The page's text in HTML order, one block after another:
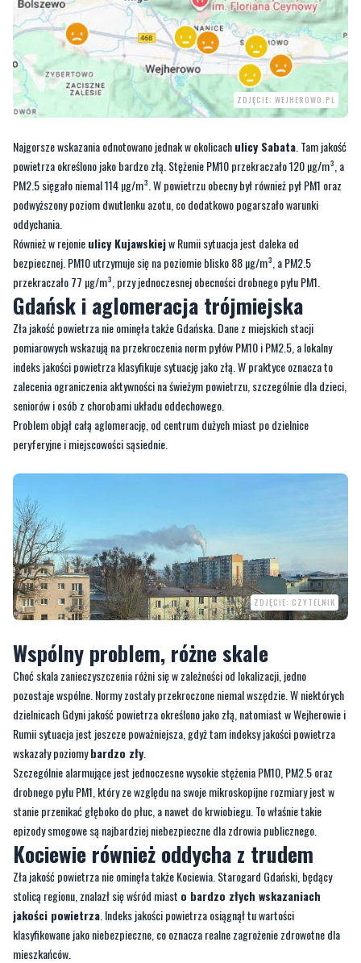
ZDJĘCIE: WEJHEROWO.PL
Najgorsze wskazania odnotowano jednak w okolicachulicy Sabata. Tam jakość
powietrza określono jako bardzo złą. Stężenie PM10 przekraczało 120 µg/m³, a
PM2.5 sięgało niemal 114 µg/m³. W powietrzu obecny był również pył PM1 oraz
podwyższony poziom dwutlenku azotu, co dodatkowo pogarszało warunki
oddychania.
Również w rejonieulicy Kujawskiejw Rumii sytuacja jest daleka od
bezpiecznej. PM10 utrzymuje się na poziomie blisko 88 µg/m³, a PM2.5
przekraczało 77 µg/m³, przy jednoczesnej obecności drobnego pyłu PM1.
Gdańsk i aglomeracja trójmiejska
Zła jakość powietrza nie ominęła także Gdańska. Dane z miejskich stacji
pomiarowych wskazują na przekroczenia norm pyłów PM10 i PM2.5, a lokalny
indeks jakości powietrza klasyfikuje sytuację jako złą. W praktyce oznacza to
zalecenia ograniczenia aktywności na świeżym powietrzu, szczególnie dla dzieci,
seniorów i osób z chorobami układu oddechowego.
Problem objął całą aglomerację, od centrum dużych miast po dzielnice
peryferyjne i miejscowości sąsiednie.
ZDJĘCIE: CZYTELNIK
Wspólny problem, różne skale
Choć skala zanieczyszczenia różni się w zależności od lokalizacji, jedno
pozostaje wspólne. Normy zostały przekroczone niemal wszędzie. W niektórych
dzielnicach Gdyni jakość powietrza określono jako złą, natomiast w Wejherowie i
Rumii sytuacja jest jeszcze poważniejsza, gdyż tam indeksy jakości powietrza
wskazały poziomybardzo zły
Szczególnie alarmujące jest jednoczesne wysokie stężenia PM10, PM2.5 oraz
drobnego pyłu PM1, który ze względu na swoje mikroskopijne rozmiary jest w
stanie przenikać głęboko do płuc, a nawet do krwiobiegu. To właśnie takie
epizody smogowe są najbardziej niebezpieczne dla zdrowia publicznego.
Kociewie również oddycha z trudem
Zła jakość powietrza nie ominęła także Kociewia. Starogard Gdański, będący
stolicą regionu, znalazł się wśród miast o bardzo złych wskazaniach
jakości powietrza . Indeks jakości powietrza osiągnął tu wartości
klasyfikowane jako niebezpieczne, co oznacza realne zagrożenie zdrowotne dla
mieszkańców.